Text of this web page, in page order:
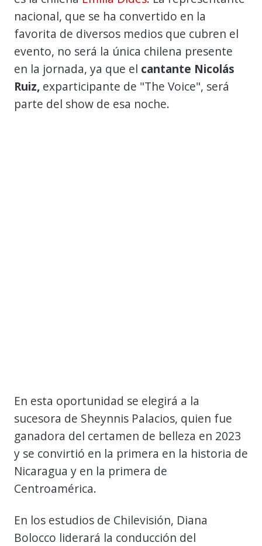
nacional, que se ha convertido en la
favorita de diversos medios que cubren el
evento, no será la única chilena presente
en la jornada, ya que el cantante Nicolás
Ruiz, exparticipante de "The Voice", será
parte del show de esa noche.
En esta oportunidad se elegirá a la
sucesora de Sheynnis Palacios, quien fue
ganadora del certamen de belleza en 2023
y se convirtió en la primera en la historia de
Nicaragua y en la primera de
Centroamérica.
En los estudios de Chilevisión, Diana
Bolocco liderará la conducción del